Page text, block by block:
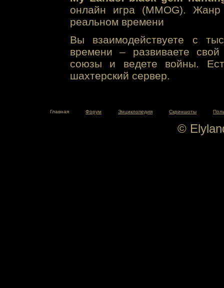
онлайн игра (MMOG). Жанр
реальном времени
Вы взаимодействуете с
времени – развиваете свой
союзы и ведете войны.
шахтерский сервер.
Главная Форум Энциклопедия Скриншоты
©